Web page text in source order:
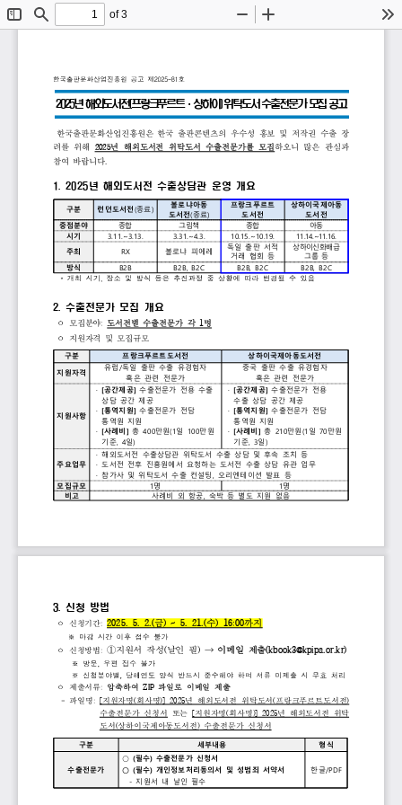
ToggleFind
of 3
Zoom
한국출판문화산업진흥원 공고 제2025-81 호
2025년해외도서전(프랑크푸르트· 상하이)위탁도서 수출전문가모집 공고
한국출판문화산업진흥원은 한국 출판콘텐츠의 우수성 홍보 및 저작권 수출 장
려를 위해 2025년 해외도서전 위탁도서 수출전문가를 모집하오니 많은
관심과
참여 바랍니다.
1. 2025년 해외도서전 수출상담관 운영 개요
구분 런던도서전 (종료)
볼로냐아동
도서전(종료)
프랑크푸르트
도서전
상하이국제아동
도서전
중점분야
종합 그림책 종합
아동
시기
3.11.~3.13. 3.31.~4.3. 10.15.~10.19.
11.14.~11.16.
주최
RX 볼로냐 피에레
독일 출판 서적
거래
협회 등
상하이신화배급
그룹 등
방식
B2B B2B, B2C B2B, B2C B2B, B2C
* 개최 시기 장소 및 방식 등은 추진과정 중 상황에 따라 변경될 수 있음
2. 수출전문가 모집 개요
ᄋ 모집분야: 도서전별 수출전문가 각 1명
ᄋ
지원자격 및 모집규모
구분 프랑크푸르트도서전 상하이국제아동도서전
지원자격
유럽 /독일 출판 수출 유경험자
혹은 관련 전문가
중국 출판 수출 유경험자
혹은 관련 전문가
지원사항
· [공간제공] 수출전문가 전용 수출
상담 공간 제공
·
[통역지원] 수출전문가 전담
통역원
지원
·
[사례비 ] 총 400만원(1 일 100만원
기준, 4일)
· [공간제공] 수출전문가 전용
수출 상담 공간 제공
·
[통역지원] 수출전문가 전담
통역원
지원
·
[사례비 ] 총 210만원 (1 일 70 만원
기준, 3일 )
주요업무
· 해외도서전 수출상담관 위탁도서 수출 상담 및 후속 조치 등
· 도서전 전후 진흥원에서 요청하는 도서전 수출 상담 유관 업무
· 참가사 및 위탁도서 수출 컨설팅 오리엔테이션 발표
등
모집규모
1 명 1 명
비고
사례비 외 항공 숙박 등 별도 지원 없음
3. 신청 방법
ᄋ 신청기간: 2025. 5. 2.(금) ~ 5. 21.(수) 16:00까지
※ 마감 시간 이후 접수 불가
ᄋ 신청방법 : ①지원서 작성(날인 필) → 이메일 제출(kbook3@kpipa.or.kr)
※ 방문 우편 접수 불가
※ 신청분야별 당해연도 양식 반드시 준수해야 하며 서류 미제출 시 무효 처리
ᄋ 제출서류: 압축하여 ZIP 파일로 이메일 제출
- 파일명 : [지원자명(회사명)] 2025년 해외도서전 위탁도서(프랑크푸르트도서전)
수출전문가 신청서 또는 [지원자명(회사명)] 2025년 해외도서전
위탁
도서 (상하이국제아동도서전) 수출전문가 신청서
구분 세부내용 형식
수출전문가
○ (필수) 수출전문가 신청서
○ (필수) 개인정보처리동의서 및 성범죄 서약서
- 지원서 내 날인 필수
한글/PDF